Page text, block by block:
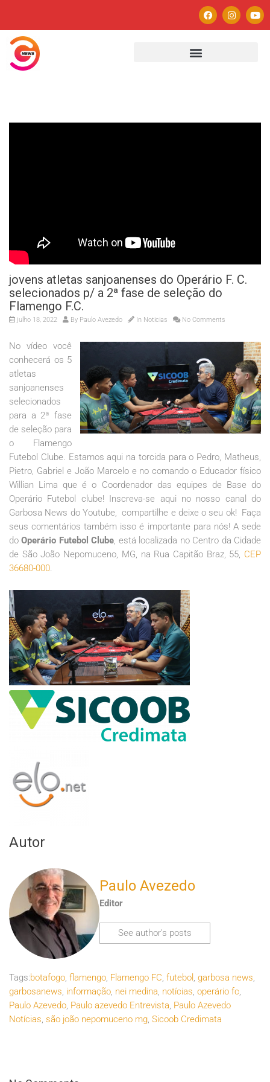
jovens atletas sanjoanenses do Operário F. C.
selecionados p/ a 2ª fase de seleção do
Flamengo F.C.
julho 18, 2022 By Paulo Avezedo In Noticias No Comments
No vídeo você
conhecerá os 5
atletas
sanjoanenses
selecionados
para a 2ª fase
de seleção para
o Flamengo
Futebol Clube. Estamos aqui na torcida para o Pedro, Matheus,
Pietro, Gabriel e João Marcelo e no comando o Educador físico
Willian Lima que é o Coordenador das equipes de Base do
Operário Futebol clube! Inscreva-se aqui no nosso canal do
Garbosa News do Youtube, compartilhe e deixe o seu ok! Faça
seus comentários também isso é importante para nós! A sede
doOperário Futebol Clube, está localizada no Centro da Cidade
de São João Nepomuceno, MG, na Rua Capitão Braz, 55, CEP
36680-000.
Autor
Paulo Avezedo
Editor
See author's posts
Tags:botafogo, flamengo, Flamengo FC, futebol , garbosa news,
garbosanews, informação, nei medina, notícias, operário fc,
Paulo Azevedo, Paulo azevedo Entrevista, Paulo Azevedo
Notícias, são joão nepomuceno mg, Sicoob Credimata